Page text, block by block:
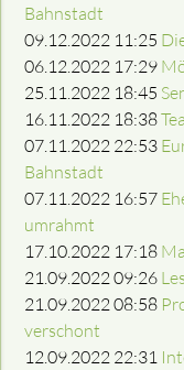
Bahnstadt
09.12.2022 11:25
06.12.2022 17:29
25.11.2022 18:45
16.11.2022 18:38
07.11.2022 22:53
Bahnstadt
07.11.2022 16:57
umrahmt
17.10.2022 17:18
21.09.2022 09:26
21.09.2022 08:58
verschont
12.09.2022 22:31